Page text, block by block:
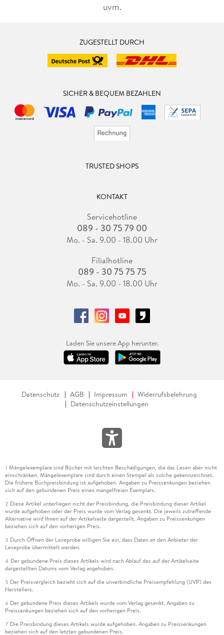
uvm.
ZUGESTELLT DURCH
SICHER & BEQUEM BEZAHLEN
TRUSTED SHOPS
KONTAKT
Servicehotline
089 - 30 75 79 00
Mo. - Sa. 9.00 - 18.00 Uhr
Filialhotline
089 - 30 75 75 75
Mo. - Sa. 9.00 - 18.00 Uhr
Laden Sie unsere App herunter.
Datenschutz AGB Impressum
Widerrufsbelehrung
Datenschutzeinstellungen
1 Mängelexemplare sind Bücher mit leichten Beschädigungen, die das Lesen aber nicht
einschränken. Mängelexemplare sind durch einen Stempel als solche gekennzeichnet.
Die frühere Buchpreisbindung ist aufgehoben. Angaben zu Preissenkungen beziehen
sich auf den gebundenen Preis eines mangelfreien Exemplars.
2 Diese Artikel unterliegen nicht der Preisbindung, die Preisbindung dieser Artikel
wurde aufgehoben oder der Preis wurde vom Verlag gesenkt. Die jeweils zutreffende
Alternative wird Ihnen auf der Artikelseite dargestellt. Angaben zu Preissenkungen
beziehen sich auf den vorherigen Preis.
3 Durch Öffnen der Leseprobe willigen Sie ein, dass Daten an den Anbieter der
Leseprobe übermittelt werden.
4 Der gebundene Preis dieses Artikels wird nach Ablauf des auf der Artikelseite
dargestellten Datums vom Verlag angehoben.
5 Der Preisvergleich bezieht sich auf die unverbindliche Preisempfehlung (UVP) des
Herstellers.
6 Der gebundene Preis dieses Artikels wurde vom Verlag gesenkt. Angaben zu
Preissenkungen beziehen sich auf den vorherigen Preis.
7 Die Preisbindung dieses Artikels wurde aufgehoben. Angaben zu Preissenkungen
beziehen sich auf den letzten gebundenen Preis.